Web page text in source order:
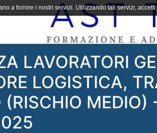
LAVORATORI
LOGISTICA,
MEDIO)
a fornire i nostri servizi. Utilizzando tali servizi,